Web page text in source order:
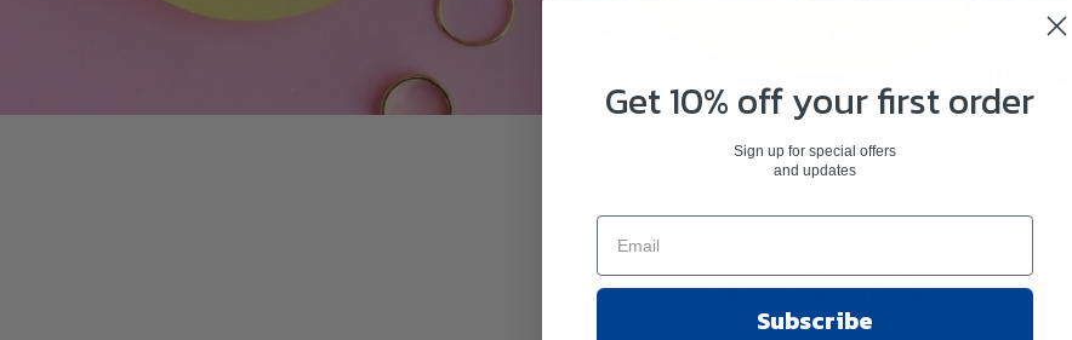
抱歉，並沒有此商品
Get 10% off your first order
Sign up for special offers
and updates
Subscribe